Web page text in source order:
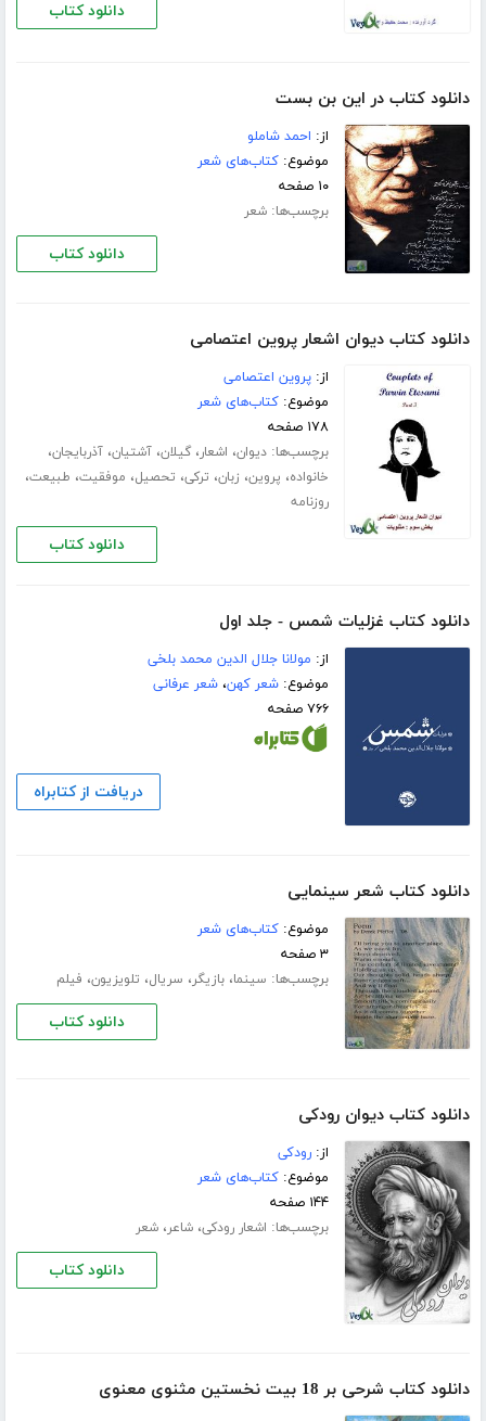
دانلود کتاب
دانلود کتاب در این بن بست
از: احمد شاملو
موضوع:کتاب‌های شعر
۱۰ صفحه
برچسب‌ها:شعر
دانلود کتاب
دانلود کتاب دیوان اشعار پروین اعتصامی
از:پروین اعتصامی
موضوع:کتاب‌های شعر
۱۷۸ صفحه
برچسب‌ها:دیوان، اشعار،گیلان،آشتیان،آذربایجان،
خانواده، پروین، زبان، ترکی، تحصیل، موفقیت، طبیعت،
روزنامه
دانلود کتاب
دانلود کتاب غزلیات شمس - جلد اول
از: مولانا جلال الدین محمد بلخی
موضوع:شعر کهن،شعر عرفانی
۷۶۶ صفحه
دریافت از کتابراه
دانلود کتاب شعر سینمایی
موضوع:کتاب‌های شعر
۳ صفحه
برچسب‌ها: سینما،بازیگر، سریال، تلویزیون، فیلم
دانلود کتاب
دانلود کتاب دیوان رودکی
از:رودکی
موضوع:کتاب‌های شعر
۱۴۴ صفحه
برچسب‌ها: اشعار رودکی،شاعر،شعر
دانلود کتاب
دانلود کتاب شرحی بر 18 بیت نخستین مثنوی معنوی